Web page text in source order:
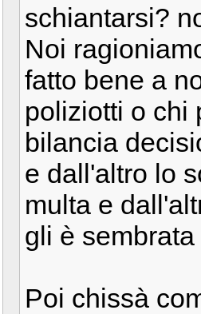
schiantarsi?
Noi
fatto bene a
poliziotti o chi
bilancia
e dall'altro lo
multa e
gli è
Poi chissà